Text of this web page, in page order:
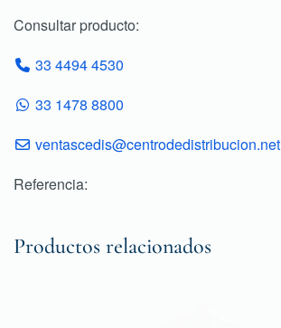
Consultar producto:
33 4494 4530
33 1478 8800
ventascedis@centrodedistribucion.net
Referencia:
Productos relacionados